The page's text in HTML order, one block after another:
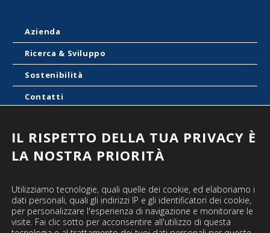
Azienda
Ricerca & Sviluppo
Sostenibilità
Contatti
Cookie Policy
Informativa ai Clienti
IL RISPETTO DELLA TUA PRIVACY È
LA NOSTRA PRIORITÀ
Utilizziamo tecnologie, quali quelle dei cookie, ed elaboriamo i
dati personali, quali gli indirizzi IP e gli identificatori dei cookie,
per personalizzare l'esperienza di navigazione e monitorare le
visite. Fai clic sotto per acconsentire all'utilizzo di questa